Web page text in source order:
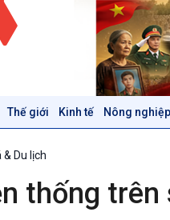
Thế giới Kinh tế Nông
Thời sự 6h
Thời sự 12h
Thời sự 18h
Du lịch
thống